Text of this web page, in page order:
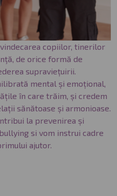
copiilor, tinerilor
de orice formă de
supraviețuirii.
mental și emoțional,
în care trăim, și credem
sănătoase și armonioase.
la prevenirea și
si vom instrui cadre
ajutor.